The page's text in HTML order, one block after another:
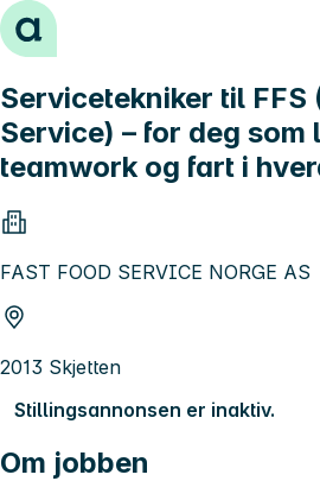
Hopp til innhold
Servicetekniker til FFS
Service) – for deg som
teamwork og fart i
FAST FOOD SERVICE NORGE AS
2013 Skjetten
Stillingsannonsen er inaktiv.
Om jobben